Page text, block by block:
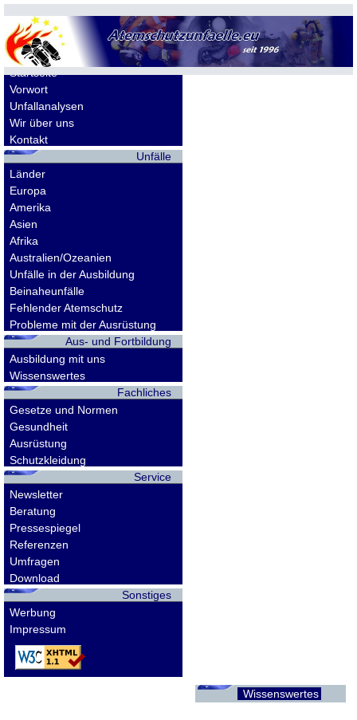
Allgemeines
Startseite
Vorwort
Unfallanalysen
Wir über uns
Kontakt
Unfälle
Länder
Europa
Amerika
Asien
Afrika
Australien/Ozeanien
Unfälle in der Ausbildung
Beinaheunfälle
Fehlender Atemschutz
Probleme mit der Ausrüstung
Aus- und Fortbildung
Ausbildung mit uns
Wissenswertes
Fachliches
Gesetze und Normen
Gesundheit
Ausrüstung
Schutzkleidung
Service
Newsletter
Beratung
Pressespiegel
Referenzen
Umfragen
Download
Sonstiges
Werbung
Impressum
Wissenswertes